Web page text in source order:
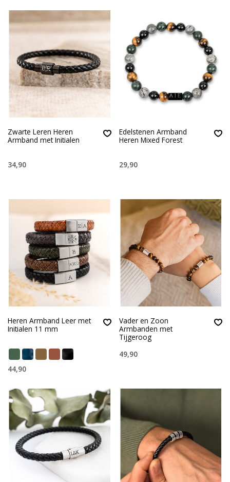
Zwarte Leren Heren
Armband met Initialen
34,90
Edelstenen Armband
Heren Mixed Forest
29,90
Heren Armband Leer met
Initialen 11 mm
44,90
Vader en Zoon
Armbanden met
Tijgeroog
49,90